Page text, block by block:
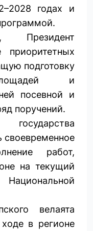
годах и
Президент
подготовку
и
посевной и
поручений.
своевременное
работ,
на текущий
велаята
в ­регионе